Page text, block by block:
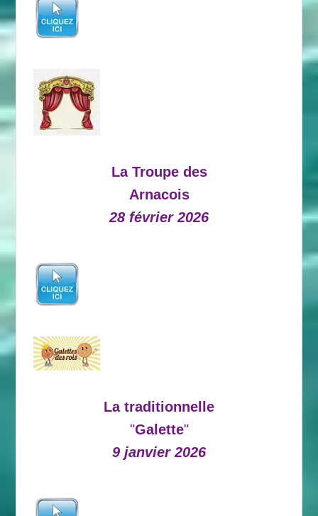
La Troupe des
Arnacois
28 février 2026
La traditionnelle
"Galette"
9 janvier 2026